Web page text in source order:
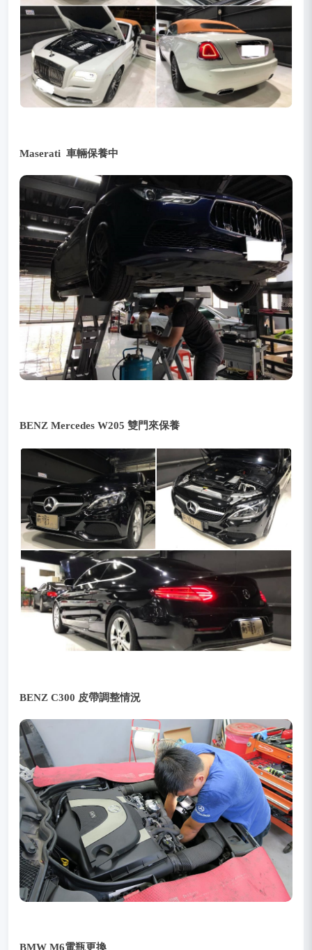
Maserati 車輛保養中
BENZ Mercedes W205 雙門來保養
BENZ C300 皮帶調整情況
BMW M6電瓶更換